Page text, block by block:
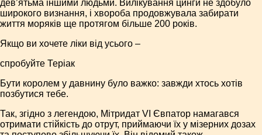
дев’ятьма іншими людьми. Вилікування цинги не здобуло
широкого визнання, і хвороба продовжувала забирати
життя моряків ще протягом більше 200 років.
Якщо ви хочете ліки від усього –
спробуйте Теріак
Бути королем у давнину було важко: завжди хтось хотів
позбутися тебе.
Так, згідно з легендою, Мітридат VI Євпатор намагався
отримати стійкість до отрут, приймаючи їх у мізерних дозах